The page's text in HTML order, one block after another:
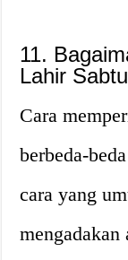
11.
Lahir
Cara
berbeda-
cara yang
mengadakan